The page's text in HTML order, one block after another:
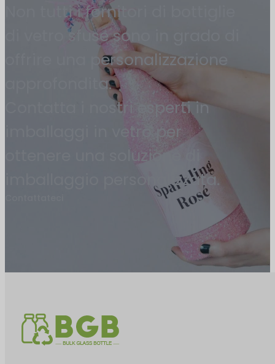
Non tutti i fornitori di bottiglie
di vetro sfuse sono in grado di
offrire una personalizzazione
approfondita.
Contatta i nostri esperti in
imballaggi in vetro per
ottenere una soluzione di
imballaggio personalizzata.